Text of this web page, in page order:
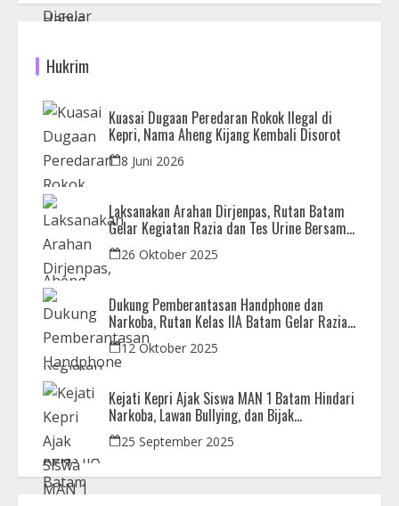
Hukrim
Kuasai Dugaan Peredaran Rokok Ilegal di
Kepri, Nama Aheng Kijang Kembali Disorot
8 Juni 2026
Laksanakan Arahan Dirjenpas, Rutan Batam
Gelar Kegiatan Razia dan Tes Urine Bersama
APH26 Oktober 2025
Dukung Pemberantasan Handphone dan
Narkoba, Rutan Kelas IIA Batam Gelar Razia
Bersama Aparat Penegak Hukum
12 Oktober 2025
Kejati Kepri Ajak Siswa MAN 1 Batam Hindari
Narkoba, Lawan Bullying, dan Bijak
Bermedsos
25 September 2025